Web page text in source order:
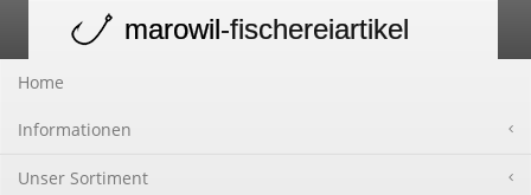
navigation
marowil-fischereiartikel
Home
Informationen
Unser Sortiment